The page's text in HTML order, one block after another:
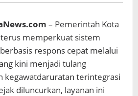
– Pemerintah Kota
memperkuat sistem
respons cepat melalui
kini menjadi tulang
kegawatdaruratan terintegrasi
diluncurkan, layanan ini